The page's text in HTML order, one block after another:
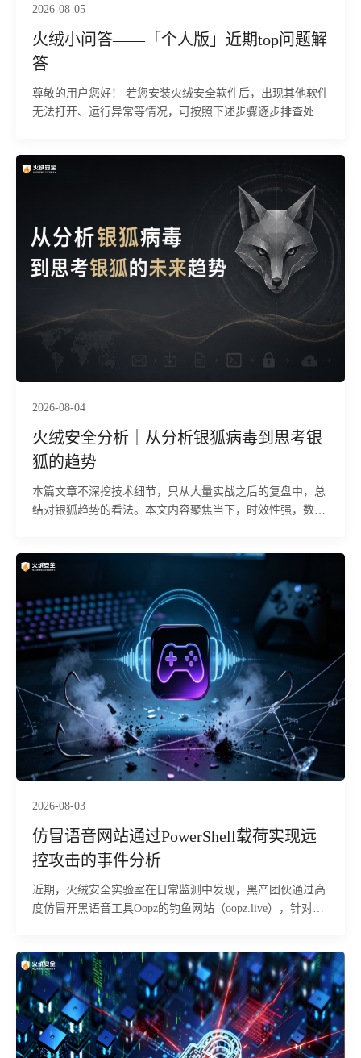
避运维排查，搭建持久后门、横向渗透内网，甚至篡改业务
数据、植入勒索程序，大幅抬高安全事件的发现与溯源成
本，给企业带来数据泄露、业务中断、合规追责等多重损
2026-08-05
火绒小问答——「个人版」近期top问题解
答
尊敬的用户您好！ 若您安装火绒安全软件后，出现其他软件
无法打开、运行异常等情况，可按照下述步骤逐步排查处
2026-08-04
火绒安全分析｜从分析银狐病毒到思考银
狐的趋势
本篇文章不深挖技术细节，只从大量实战之后的复盘中，总
结对银狐趋势的看法。本文内容聚焦当下，时效性强，数据
2026-08-03
仿冒语音网站通过PowerShell载荷实现远
控攻击的事件分析
近期，火绒安全实验室在日常监测中发现，黑产团伙通过高
度仿冒开黑语音工具Oopz的钓鱼网站（oopz.live），针对国
极强，对经常下载语音、加速器、辅助工具的玩家群体威胁
较大。攻击者诱导用户在本机执行恶意指令，从远端下载恶
意MSI安装包并以静默方式安装至用户目录，全程无安装窗
口或报错提示，受害者难以察觉。木马植入后，释放多个组
件，通过多阶段加载、隐藏执行，并借助带数字签名的合法